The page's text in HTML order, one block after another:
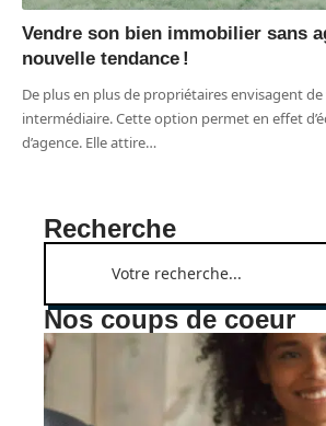
Vendre son bien immobilier sans
nouvelle tendance !
De plus en plus de propriétaires envisagent
intermédiaire. Cette option permet en effet
d’agence. Elle attire…
Recherche
Nos coups de coeur